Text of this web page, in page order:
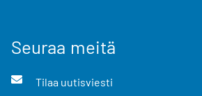
Seuraa meitä
Tilaa uutisviesti